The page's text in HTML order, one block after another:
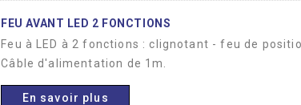
FEU AVANT LED 2 FONCTIONS
Feu à LED à 2 fonctions : clignotant - feu de
Câble d'alimentation de 1m.
En savoir plus